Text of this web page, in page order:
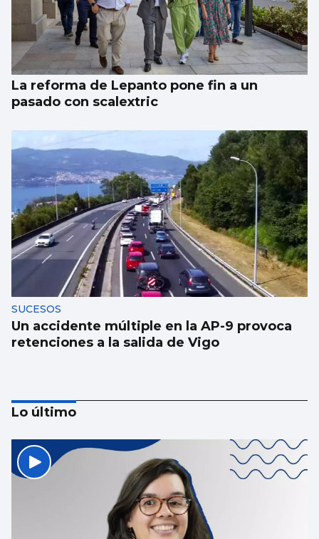
La reforma de Lepanto pone fin a un
pasado con scalextric
SUCESOS
Un accidente múltiple en la AP-9 provoca
retenciones a la salida de Vigo
Lo último